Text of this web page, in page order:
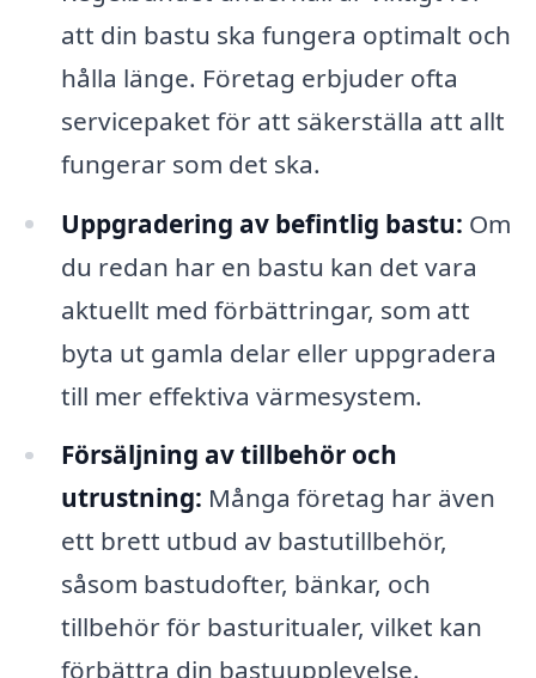
att din bastu ska fungera optimalt och
hålla länge. Företag erbjuder ofta
servicepaket för att säkerställa att allt
fungerar som det ska.
Uppgradering av befintlig bastu: Om
du redan har en bastu kan det vara
aktuellt med förbättringar, som att
byta ut gamla delar eller uppgradera
till mer effektiva värmesystem.
Försäljning av tillbehör och
utrustning: Många företag har även
ett brett utbud av bastutillbehör,
såsom bastudofter, bänkar, och
tillbehör för basturitualer, vilket kan
förbättra din bastuupplevelse.